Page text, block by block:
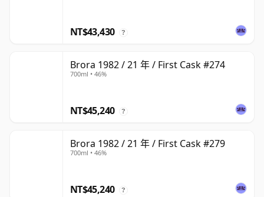
NT$43,430 ?
Brora 1982 / 21 年 / First Cask #274
700ml • 46%
NT$45,240 ?
Brora 1982 / 21 年 / First Cask #279
700ml • 46%
NT$45,240 ?